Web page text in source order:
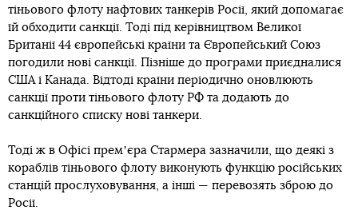
тіньового флоту нафтових танкерів Росії, який допомагає
їй обходити санкції. Тоді під керівництвом Великої
Британії 44 європейські країни та Європейський Союз
погодили нові санкції. Пізніше до програми приєдналися
США і Канада. Відтоді країни періодично оновлюють
санкції проти тіньового флоту РФ та додають до
санкційного списку нові танкери.
Тоді ж в Офісі премʼєра Стармера зазначили, що деякі з
кораблів тіньового флоту виконують функцію російських
станцій прослуховування, а інші — перевозять зброю до
Росії.